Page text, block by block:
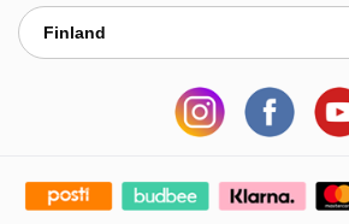
Finland